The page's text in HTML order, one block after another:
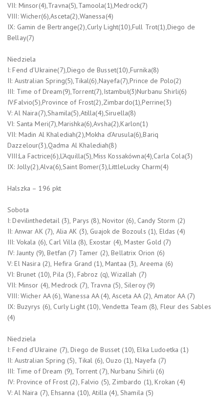
VII: Minsor(4),Travna(5),Tamoola(1),Medrock(7)
VIII: Wicher(6),Asceta(2),Wanessa(4)
IX: Gamin de Bertrange(2),Curly Light(10),Full Trot(1),Diego de
Bellay(7)
Niedziela
I: Fend d’Ukraine(7),Diego de Busset(10),Furnika(8)
II: Australian Spring(5),Tikal(6),Nayefa(7),Prince de Polo(2)
III: Time of Dream(9),Torrent(7),Istambuł(3)Nurbanu Shirli(6)
IV:Falvio(5),Province of Frost(2),Zimbardo(1),Perrine(3)
V: Al Naira(7),Shamila(5),Atilla(4),Siruella(8)
VI: Santa Meri(7),Marishka(6),Avsha(2),Karlon(1)
VII: Madin Al Khalediah(2),Mokha d’Arusula(6),Bariq
Dazzelour(3),Qadma Al Khalediah(8)
VIII:La Factrice(6),L’Aquilla(5),Miss Kossakówna(4),Carla Cola(3)
IX: Jolly(2),Alva(6),Saint Bomer(3),LittleLucky Charm(4)
Halszka – 196 pkt
Sobota
I: Devilinthedetail (3), Parys (8), Novitor (6), Candy Storm (2)
II: Anwar AK (7), Alia AK (3), Guajok de Bozouls (1), Eldas (4)
III: Vokala (6), Carl Villa (8), Exostar (4), Master Gold (7)
IV: Jaunty (9), Betfan (7) Tamer (2), Bellatrix Orion (6)
V: El Nasira (2), Hefira Grand (1), Mantaa (3), Areema (6)
VI: Brunet (10), Pila (3), Fabroz (q), Wizallah (7)
VII: Minsor (4), Medrock (7), Travna (5), Sileroy (9)
VIII: Wicher AA (6), Wanessa AA (4), Asceta AA (2), Amator AA (7)
IX: Buzyrys (6), Curly Light (10), Vendetta Team (8), Fleur des Sables
(4)
Niedziela
I: Fend d’Ukraine (7), Diego de Busset (10), Elka Ludoetka (1)
II: Australian Spring (5), Tikal (6), Ouzo (1), Nayefa (7)
III: Time of Dream (9), Torrent (7), Nurbanu Sihirli (6)
IV: Province of Frost (2), Falvio (5), Zimbardo (1), Krokan (4)
V: Al Naira (7), Ehsanna (10), Atilla (4), Shamila (5)